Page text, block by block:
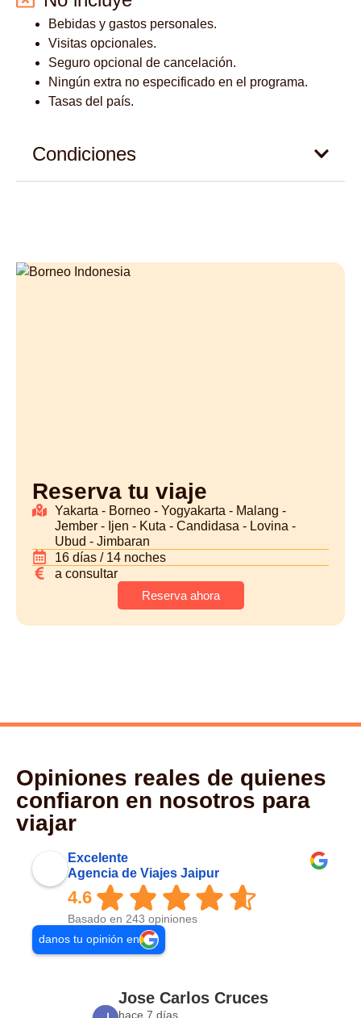
Bebidas y gastos personales.
Visitas opcionales.
Seguro opcional de cancelación.
Ningún extra no especificado en el programa.
Tasas del país.
Condiciones
Reserva tu viaje
Yakarta - Borneo - Yogyakarta - Malang -
Jember - Ijen - Kuta - Candidasa - Lovina -
Ubud - Jimbaran
16 días / 14 noches
a consultar
Reserva ahora
Opiniones reales de quienes
confiaron en nosotros para
viajar
Excelente
Agencia de Viajes Jaipur
4.6
Basado en 243 opiniones
danos tu opinión en
Jose Carlos Cruces
hace 7 días